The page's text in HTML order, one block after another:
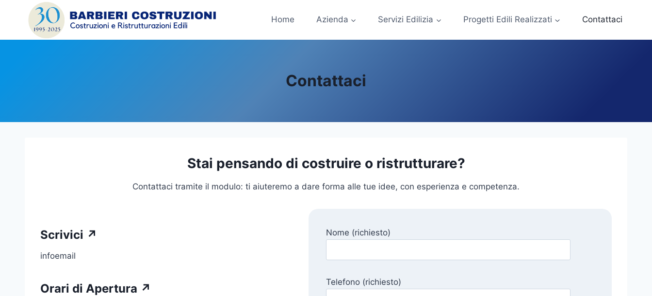
contenuto
Home Azienda Servizi Edilizia Progetti Edili Realizzati Contattaci
Contattaci
Stai pensando di costruire o ristrutturare?
Contattaci tramite il modulo: ti aiuteremo a dare forma alle tue idee, con esperienza e competenza.
Scrivici ↗
infoemail
Orari di Apertura ↗
Nome (richiesto)
Telefono (richiesto)